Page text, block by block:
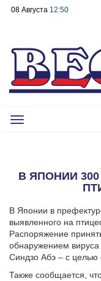
08 Августа 12:50
Toggle
В ЯПОНИИ
В Японии в
выявленного на
Распоряжение
обнаружением
Синдзо Абэ – с целью
Также сообщается,